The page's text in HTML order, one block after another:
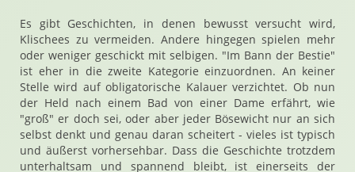
Es gibt Geschichten, in denen bewusst versucht wird,
Klischees zu vermeiden. Andere hingegen spielen mehr
oder weniger geschickt mit selbigen. "Im Bann der Bestie"
ist eher in die zweite Kategorie einzuordnen. An keiner
Stelle wird auf obligatorische Kalauer verzichtet. Ob nun
der Held nach einem Bad von einer Dame erfährt, wie
"groß" er doch sei, oder aber jeder Bösewicht nur an sich
selbst denkt und genau daran scheitert - vieles ist typisch
und äußerst vorhersehbar. Dass die Geschichte trotzdem
unterhaltsam und spannend bleibt, ist einerseits der